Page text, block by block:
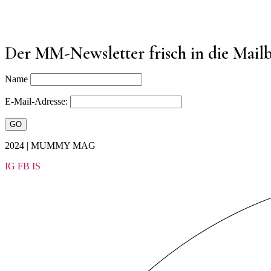
Der MM-Newsletter frisch in die
Name
E-Mail-Adresse:
2024 | MUMMY MAG
IG FB IS